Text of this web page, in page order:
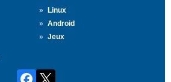
Linux
Android
Jeux